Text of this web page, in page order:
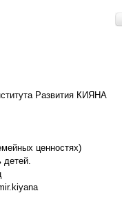
Развития КИЯНА
ценностях)
детей.